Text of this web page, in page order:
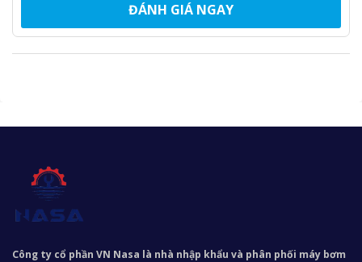
ĐÁNH GIÁ NGAY
Công ty cổ phần VN Nasa là nhà nhập khẩu và phân phối máy bơm